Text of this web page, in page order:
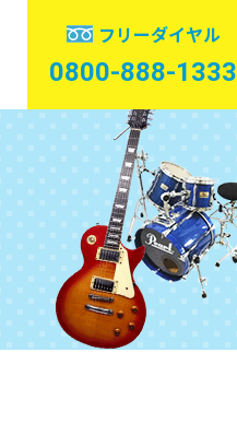
フリーダイヤル
0800-888-1333